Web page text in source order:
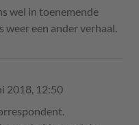
wel in toenemende
een ander verhaal.
2018, 12:50